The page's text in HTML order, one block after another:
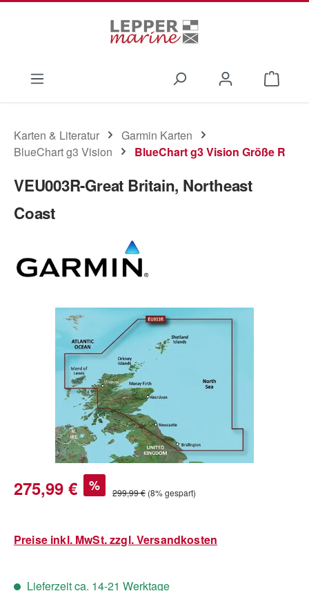
Karten & Literatur
Garmin Karten
BlueChart g3 Vision
BlueChart g3 Vision Größe R
VEU003R-Great Britain, Northeast
Coast
Bildergalerie überspringen
Verkaufspreis:
275,99 € % Regulärer Preis:
299,99 € (8% gespart)
Preise inkl. MwSt. zzgl. Versandkosten
Lieferzeit ca. 14-21 Werktage